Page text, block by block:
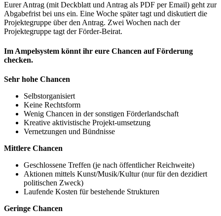
Eurer Antrag (mit Deckblatt und Antrag als PDF per Email) geht zur
Abgabefrist bei uns ein. Eine Woche später tagt und diskutiert die
Projektegruppe über den Antrag. Zwei Wochen nach der
Projektegruppe tagt der Förder-Beirat.
Im Ampelsystem könnt ihr eure Chancen auf Förderung
checken.
Sehr hohe Chancen
Selbstorganisiert
Keine Rechtsform
Wenig Chancen in der sonstigen Förderlandschaft
Kreative aktivistische Projekt-umsetzung
Vernetzungen und Bündnisse
Mittlere Chancen
Geschlossene Treffen (je nach öffentlicher Reichweite)
Aktionen mittels Kunst/Musik/Kultur (nur für den dezidiert
politischen Zweck)
Laufende Kosten für bestehende Strukturen
Geringe Chancen